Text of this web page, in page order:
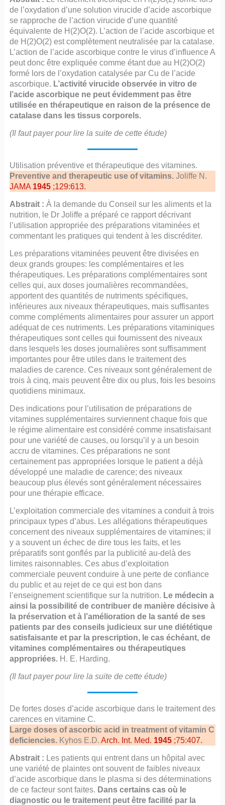
de l’oxydation d’une solution virucide d’acide ascorbique
se rapproche de l’action virucide d’une quantité
équivalente de H(2)O(2). L’action de l’acide ascorbique et
de H(2)O(2) est complètement neutralisée par la catalase.
L’action de l’acide ascorbique contre le virus d’influence A
peut donc être expliquée comme étant due au H(2)O(2)
formé lors de l’oxydation catalysée par Cu de l’acide
ascorbique. L’activité virucide observée in vitro de
l’acide ascorbique ne peut évidemment pas être
utilisée en thérapeutique en raison de la présence de
catalase dans les tissus corporels.
(Il faut payer pour lire la suite de cette étude)
Utilisation préventive et thérapeutique des vitamines.
Preventive and therapeutic use of vitamins.Joliffe N.
JAMA 1945;129:613.
Abstrait : À la demande du Conseil sur les aliments et la
nutrition, le Dr Joliffe a préparé ce rapport décrivant
l’utilisation appropriée des préparations vitaminées et
commentant les pratiques qui tendent à les discréditer.
Les préparations vitaminées peuvent être divisées en
deux grands groupes: les complémentaires et les
thérapeutiques. Les préparations complémentaires sont
celles qui, aux doses journalières recommandées,
apportent des quantités de nutriments spécifiques,
inférieures aux niveaux thérapeutiques, mais suffisantes
comme compléments alimentaires pour assurer un apport
adéquat de ces nutriments. Les préparations vitaminiques
thérapeutiques sont celles qui fournissent des niveaux
dans lesquels les doses journalières sont suffisamment
importantes pour être utiles dans le traitement des
maladies de carence. Ces niveaux sont généralement de
trois à cinq, mais peuvent être dix ou plus, fois les besoins
quotidiens minimaux.
Des indications pour l’utilisation de préparations de
vitamines supplémentaires surviennent chaque fois que
le régime alimentaire est considéré comme insatisfaisant
pour une variété de causes, ou lorsqu’il y a un besoin
accru de vitamines. Ces préparations ne sont
certainement pas appropriées lorsque le patient a déjà
développé une maladie de carence; des niveaux
beaucoup plus élevés sont généralement nécessaires
pour une thérapie efficace.
L’exploitation commerciale des vitamines a conduit à trois
principaux types d’abus. Les allégations thérapeutiques
concernent des niveaux supplémentaires de vitamines; il
y a souvent un échec de dire tous les faits, et les
préparatifs sont gonflés par la publicité au-delà des
limites raisonnables. Ces abus d’exploitation
commerciale peuvent conduire à une perte de confiance
du public et au rejet de ce qui est bon dans
l’enseignement scientifique sur la nutrition. Le médecin a
ainsi la possibilité de contribuer de manière décisive à
la préservation et à l’amélioration de la santé de ses
patients par des conseils judicieux sur une diététique
satisfaisante et par la prescription, le cas échéant, de
vitamines complémentaires ou thérapeutiques
appropriées.H. E. Harding.
(Il faut payer pour lire la suite de cette étude)
De fortes doses d’acide ascorbique dans le traitement des
carences en vitamine C.
Large doses of ascorbic acid in treatment of vitamin C
deficiencies. Kyhos E.D. Arch. Int. Med. 1945;75:407.
Abstrait : Les patients qui entrent dans un hôpital avec
une variété de plaintes ont souvent de faibles niveaux
d’acide ascorbique dans le plasma si des déterminations
de ce facteur sont faites. Dans certains cas où le
diagnostic ou le traitement peut être facilité par la